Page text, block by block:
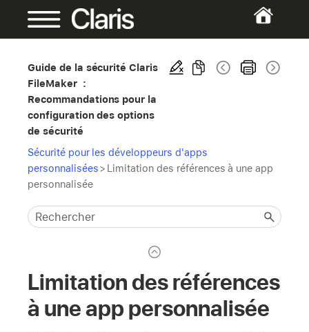
Guide de la sécurité Claris
FileMaker :
Recommandations pour la
configuration des options
de sécurité
Sécurité pour les développeurs d'apps
personnalisées> Limitation des références à une app
personnalisée
Limitation des références
à une app personnalisée